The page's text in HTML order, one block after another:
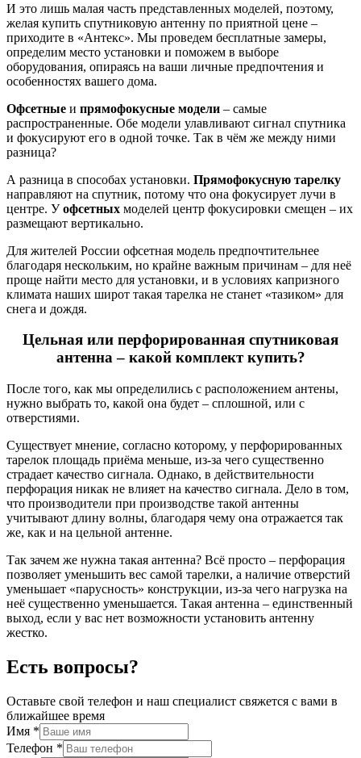
И это лишь малая часть представленных моделей, поэтому,
желая купить спутниковую антенну по приятной цене –
приходите в «Антекс». Мы проведем бесплатные замеры,
определим место установки и поможем в выборе
оборудования, опираясь на ваши личные предпочтения и
особенностях вашего дома.
Офсетные и прямофокусные модели – самые
распространенные. Обе модели улавливают сигнал спутника
и фокусируют его в одной точке. Так в чём же между ними
разница?
А разница в способах установки. Прямофокусную тарелку
направляют на спутник, потому что она фокусирует лучи в
центре. Уофсетных моделей центр фокусировки смещен – их
размещают вертикально.
Для жителей России офсетная модель предпочтительнее
благодаря нескольким, но крайне важным причинам – для неё
проще найти место для установки, и в условиях капризного
климата наших широт такая тарелка не станет «тазиком» для
снега и дождя.
Цельная или перфорированная спутниковая
антенна – какой комплект купить?
После того, как мы определились с расположением антены,
нужно выбрать то, какой она будет – сплошной, или с
отверстиями.
Существует мнение, согласно которому, у перфорированных
тарелок площадь приёма меньше, из-за чего существенно
страдает качество сигнала. Однако, в действительности
перфорация никак не влияет на качество сигнала. Дело в том,
что производители при производстве такой антенны
учитывают длину волны, благодаря чему она отражается так
же, как и на цельной антенне.
Так зачем же нужна такая антенна? Всё просто – перфорация
позволяет уменьшить вес самой тарелки, а наличие отверстий
уменьшает «парусность» конструкции, из-за чего нагрузка на
неё существенно уменьшается. Такая антенна – единственный
выход, если у вас нет возможности установить антенну
жестко.
Есть вопросы?
Оставьте свой телефон и наш специалист свяжется с вами в
ближайшее время
Имя *
Телефон *